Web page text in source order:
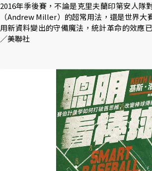
2016年季後賽，不論是克里夫蘭印第安人隊
（Andrew Miller）的超常用法，還是世界大
用新資料變出的守備魔法，統計革命的效應
／美聯社